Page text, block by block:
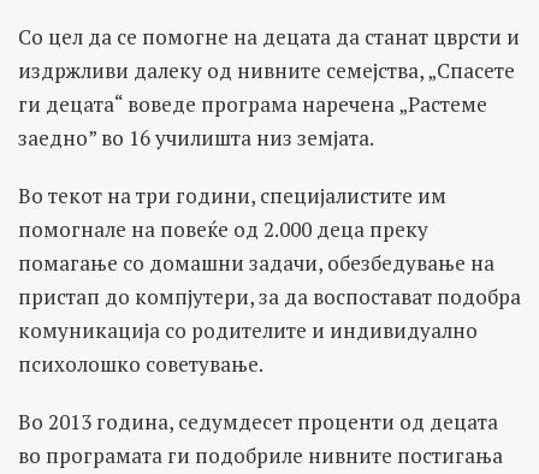
Со цел да се помогне на децата да станат цврсти и
издржливи далеку од нивните семејства, „Спасете
ги децата“ воведе програма наречена „Растеме
заедно” во 16 училишта низ земјата.
Во текот на три години, специјалистите им
помогнале на повеќе од 2.000 деца преку
помагање со домашни задачи, обезбедување на
пристап до компјутери, за да воспостават подобра
комуникација со родителите и индивидуално
психолошко советување.
Во 2013 година, седумдесет проценти од децата
во програмата ги подобриле нивните постигања